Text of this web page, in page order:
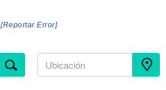
[Reportar Error]